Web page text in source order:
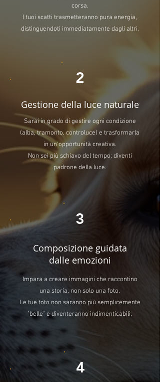
corsa.
I tuoi scatti trasmetteranno pura energia,
distinguendoti immediatamente dagli altri.
2
Gestione della luce naturale
Sarai in grado di gestire ogni condizione
(alba, tramonto, controluce) e trasformarla
in un'opportunità creativa.
Non sei più schiavo del tempo: diventi
padrone della luce.
3
Composizione guidata
dalle emozioni
Impara a creare immagini che raccontino
una storia, non solo una foto.
Le tue foto non saranno più semplicemente
"belle" e diventeranno indimenticabili.
4